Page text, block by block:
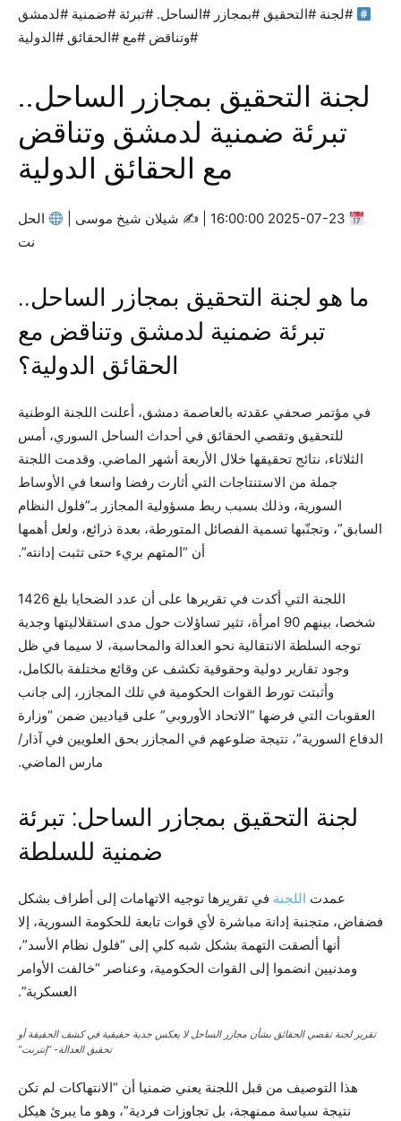
#لجنة #التحقيق #بمجازر #الساحل. #تبرئة #ضمنية #لدمشق
#وتناقض #مع #الحقائق #الدولية
لجنة التحقيق بمجازر الساحل..
تبرئة ضمنية لدمشق وتناقض
مع الحقائق الدولية
شيلان شيخ موسى |
الحل
نت
ما هو لجنة التحقيق بمجازر الساحل..
تبرئة ضمنية لدمشق وتناقض مع
الحقائق الدولية؟
في مؤتمر صحفي عقدته بالعاصمة دمشق، أعلنت اللجنة الوطنية
للتحقيق وتقصي الحقائق في أحداث الساحل السوري، أمس
الثلاثاء، نتائج تحقيقها خلال الأربعة أشهر الماضي. وقدمت اللجنة
جملة من الاستنتاجات التي أثارت رفضا واسعا في الأوساط
السورية، وذلك بسبب ربط مسؤولية المجازر بـ”فلول النظام
السابق”، وتجنّبها تسمية الفصائل المتورطة، بعدة ذرائع، ولعل أهمها
أن “المتهم بريء حتى تثبت إدانته”.
اللجنة التي أكدت في تقريرها على أن عدد الضحايا بلغ 1426
شخصا، بينهم 90 امرأة، تثير تساؤلات حول مدى استقلاليتها وجدية
توجه السلطة الانتقالية نحو العدالة والمحاسبة، لا سيما في ظل
وجود تقارير دولية وحقوقية تكشف عن وقائع مختلفة بالكامل،
وأثبتت تورط القوات الحكومية في تلك المجازر، إلى جانب
العقوبات التي فرضها “الاتحاد الأوروبي” على قياديين ضمن “وزارة
الدفاع السورية”، نتيجة ضلوعهم في المجازر بحق العلويين في آذار/
مارس الماضي.
لجنة التحقيق بمجازر الساحل: تبرئة
ضمنية للسلطة
عمدت اللجنة في تقريرها توجيه الاتهامات إلى أطراف بشكل
فضفاض، متجنبة إدانة مباشرة لأي قوات تابعة للحكومة السورية، إلا
أنها ألصقت التهمة بشكل شبه كلي إلى “فلول نظام الأسد”،
ومدنيين انضموا إلى القوات الحكومية، وعناصر “خالفت الأوامر
العسكرية”.
تقرير لجنة تقصي الحقائق بشأن مجازر الساحل لا يعكس جدية حقيقية في كشف الحقيقة أو
تحقيق العدالة- “إنترنت”
هذا التوصيف من قبل اللجنة يعني ضمنيا أن “الانتهاكات لم تكن
نتيجة سياسة ممنهجة، بل تجاوزات فردية”، وهو ما يبرئ هيكل